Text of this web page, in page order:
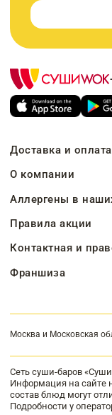
Доставка и оплата
О компании
Аллергены в
Правила акции
Контактная и
Франшиза
Москва и Московская
Сеть суши-баров
Информация на сайте
состав блюд могут
Подробности у